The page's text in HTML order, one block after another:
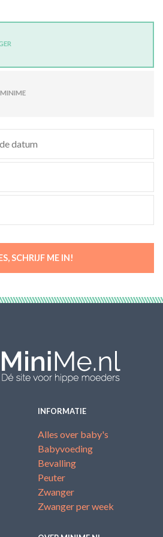
MINIME
SCHRIJF ME IN!
INFORMATIE
Alles over baby's
Babyvoeding
Bevalling
Peuter
Zwanger
Zwanger per week